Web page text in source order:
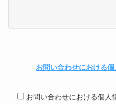
お問い合わせにおける
お問い合わせにおける個人